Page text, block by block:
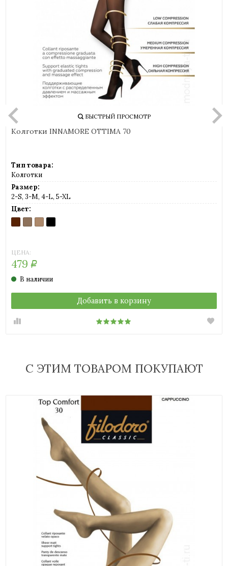
БЫСТРЫЙ ПРОСМОТР
Колготки INNAMORE OTTIMA 70
Тип товара:
Колготки
Размер:
2-S, 3-M, 4-L, 5-XL
Цвет:
CAPPUCCINO
(шоколад)
DAINO
(загар)
MIELE
(телесный)
NERO
(черный)
ЦЕНА:
479 Р
В наличии
Добавить в корзину
С ЭТИМ ТОВАРОМ ПОКУПАЮТ